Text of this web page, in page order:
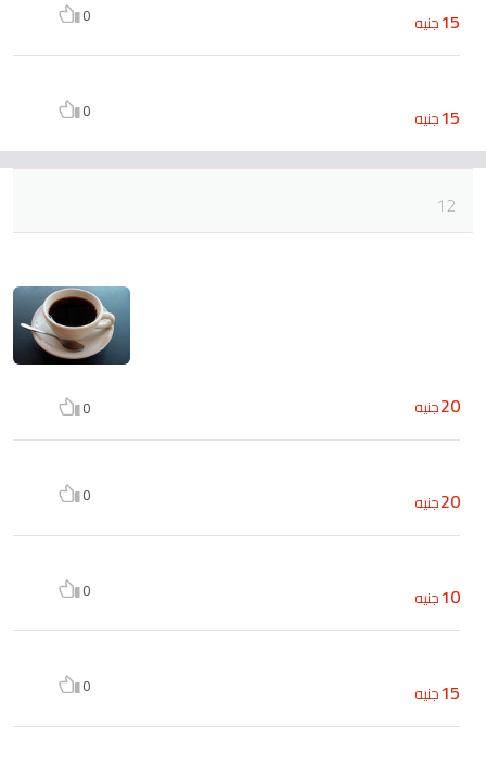
15جنيه 0
15جنيه 0
12
20جنيه 0
20جنيه 0
10جنيه 0
15جنيه 0